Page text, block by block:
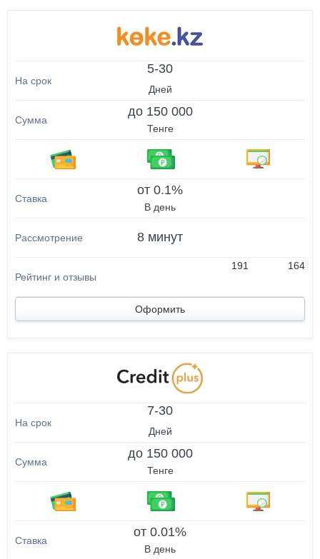
5-30
Дней
до 150 000
Тенге
от 0.1%
В день
8 минут
191 164
Оформить
7-30
Дней
до 150 000
Тенге
от 0.01%
В день